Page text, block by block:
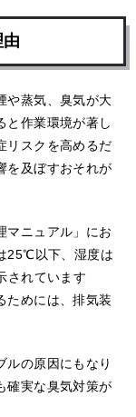
や蒸気、臭気が大
と作業環境が著し
リスクを高めるだ
を及ぼすおそれが
マニュアル」にお
25℃以下、湿度は
されています
ためには、排気装
ルの原因にもなり
確実な臭気対策が